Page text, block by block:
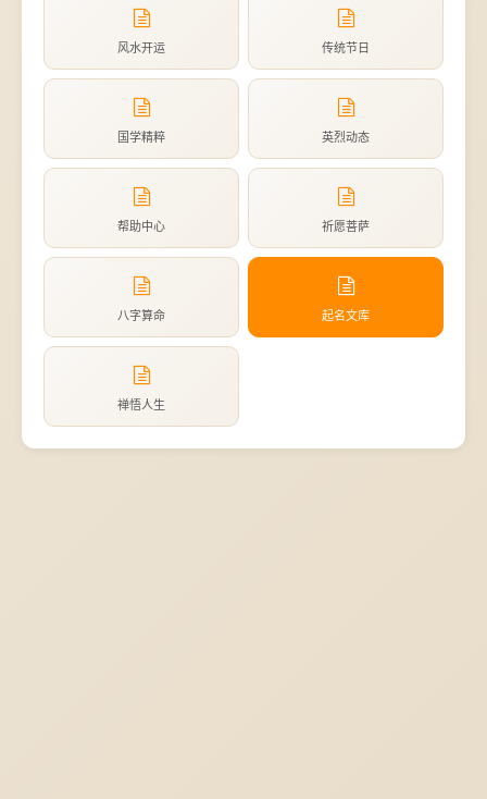
风水开运 传统节日
国学精粹 英烈动态
帮助中心 祈愿菩萨
八字算命 起名文库
禅悟人生